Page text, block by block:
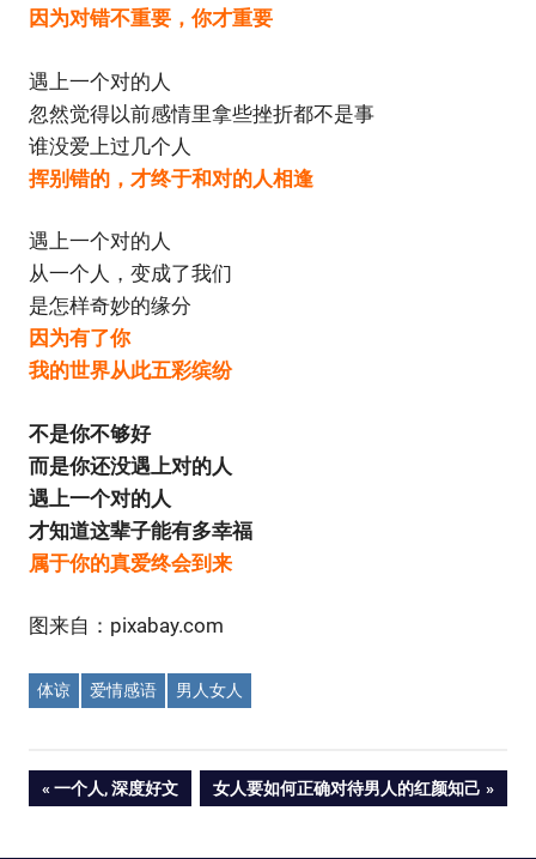
因为对错不重要，你才重要
遇上一个对的人
忽然觉得以前感情里拿些挫折都不是事
谁没爱上过几个人
挥别错的，才终于和对的人相逢
遇上一个对的人
从一个人，变成了我们
是怎样奇妙的缘分
因为有了你
我的世界从此五彩缤纷
不是你不够好
而是你还没遇上对的人
遇上一个对的人
才知道这辈子能有多幸福
属于你的真爱终会到来
图来自：pixabay.com
体谅 爱情感语 男人女人
Post
navigation
PREVIOUS
一个人, 深度好文
NEXT
女人要如何正确对待男人的红颜知己